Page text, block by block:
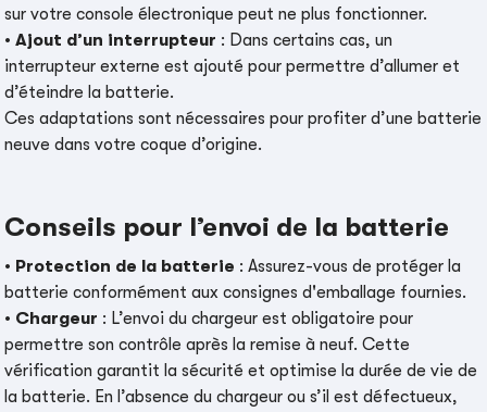
sur votre console électronique peut ne plus fonctionner.
•Ajout d’un interrupteur : Dans certains cas, un
interrupteur externe est ajouté pour permettre d’allumer et
d’éteindre la batterie.
Ces adaptations sont nécessaires pour profiter d’une batterie
neuve dans votre coque d’origine.
Conseils pour l’envoi de la batterie
• Protection de la batterie : Assurez-vous de protéger la
batterie conformément aux consignes d'emballage fournies.
• Chargeur : L’envoi du chargeur est obligatoire pour
permettre son contrôle après la remise à neuf. Cette
vérification garantit la sécurité et optimise la durée de vie de
la batterie. En l’absence du chargeur ou s’il est défectueux,